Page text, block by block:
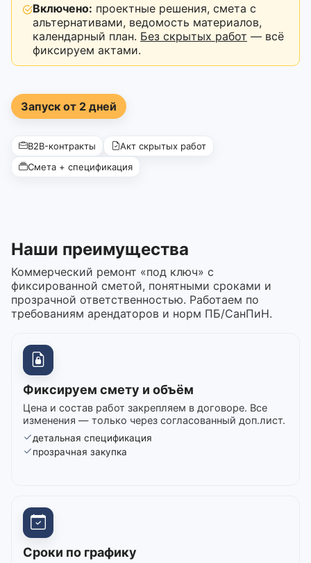
Включено: проектные решения, смета с
альтернативами, ведомость материалов,
календарный план. Без скрытых работ — всё
фиксируем актами.
Запуск от 2 дней
B2B-контракты
Акт скрытых работ
Смета + спецификация
Наши преимущества
Коммерческий ремонт «под ключ» с
фиксированной сметой, понятными сроками и
прозрачной ответственностью. Работаем по
требованиям арендаторов и норм ПБ/СанПиН.
Фиксируем смету и объём
Цена и состав работ закрепляем в договоре. Все
изменения — только через согласованный доп.лист.
детальная спецификация
прозрачная закупка
Сроки по графику